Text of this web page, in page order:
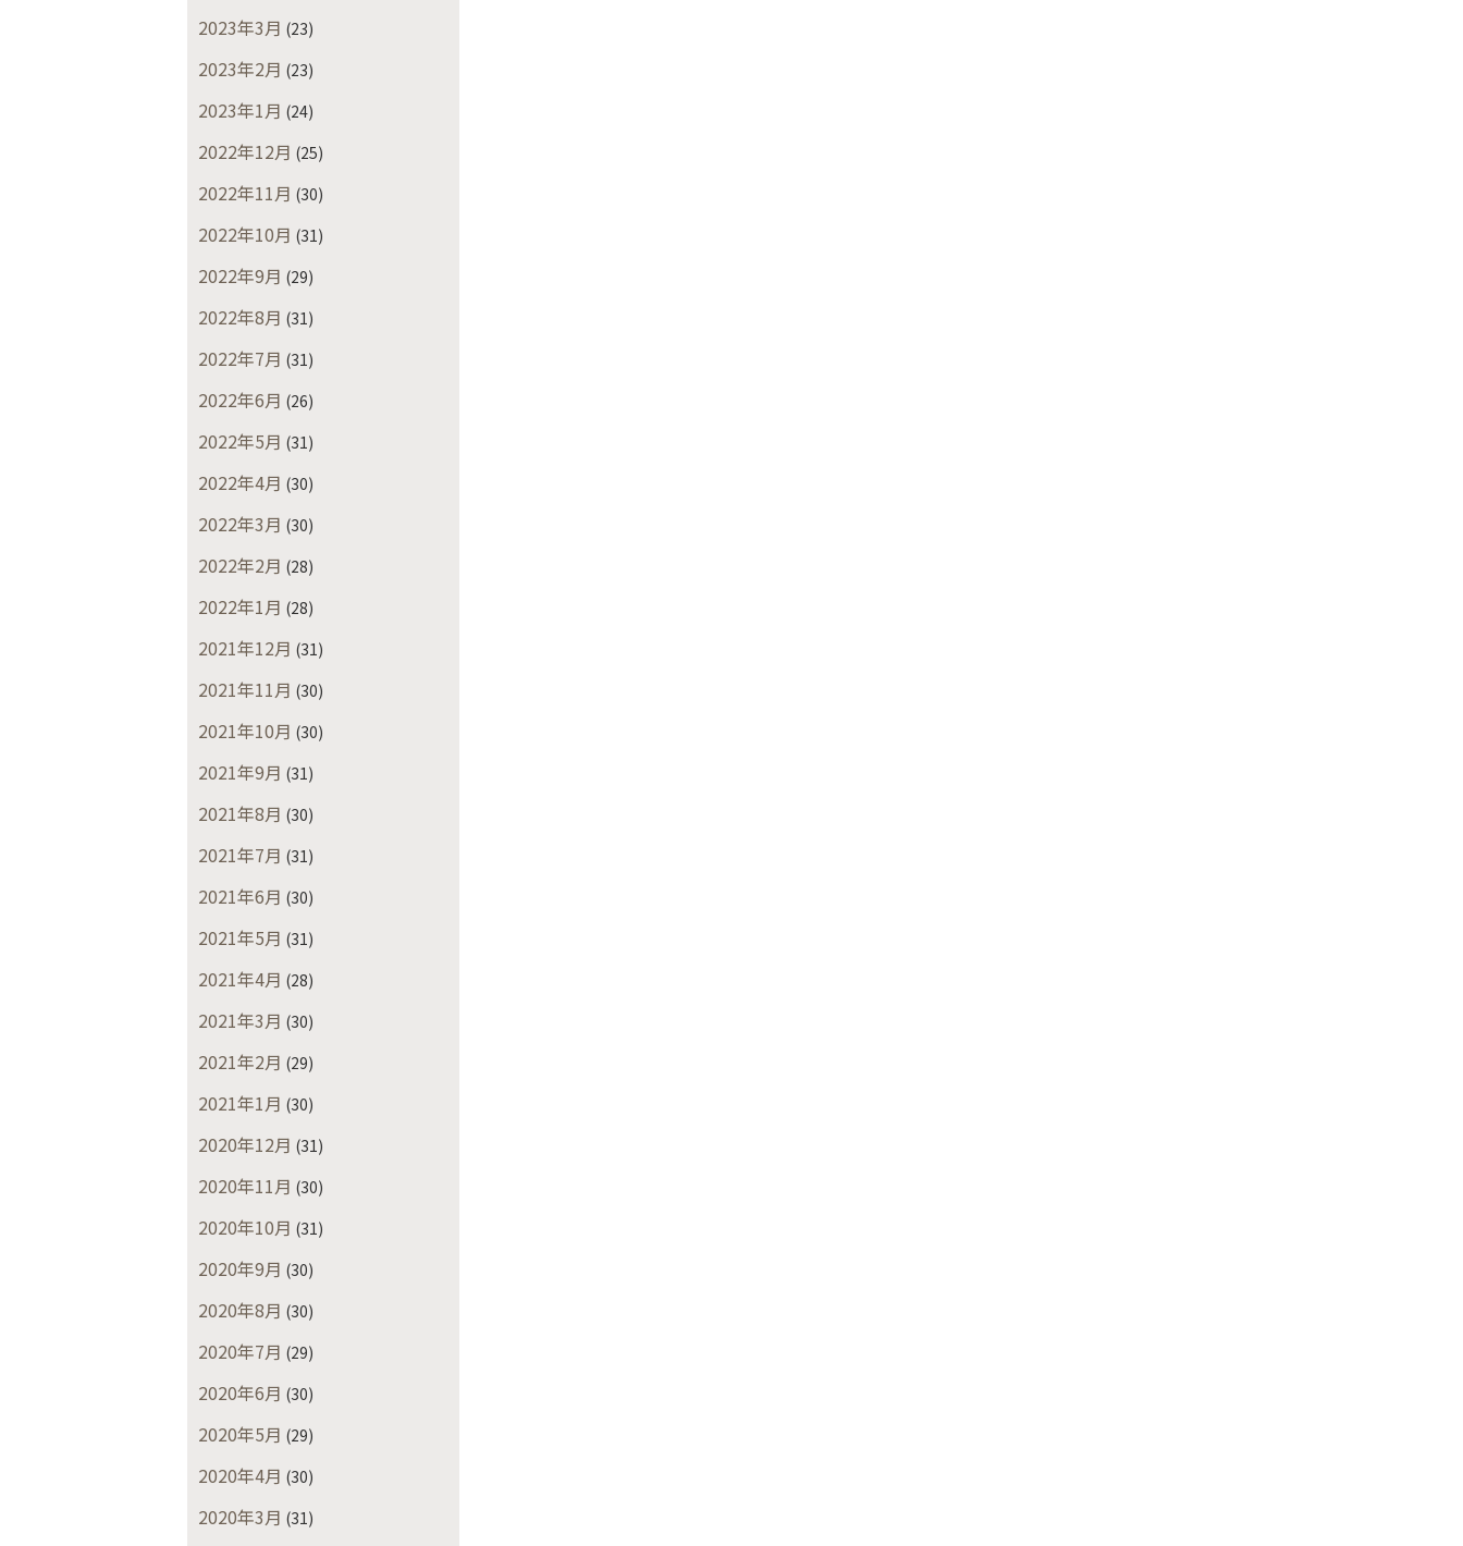
2023年3月 (23)
2023年2月 (23)
2023年1月 (24)
2022年12月 (25)
2022年11月 (30)
2022年10月 (31)
2022年9月 (29)
2022年8月 (31)
2022年7月 (31)
2022年6月 (26)
2022年5月 (31)
2022年4月 (30)
2022年3月 (30)
2022年2月 (28)
2022年1月 (28)
2021年12月 (31)
2021年11月 (30)
2021年10月 (30)
2021年9月 (31)
2021年8月 (30)
2021年7月 (31)
2021年6月 (30)
2021年5月 (31)
2021年4月 (28)
2021年3月 (30)
2021年2月 (29)
2021年1月 (30)
2020年12月 (31)
2020年11月 (30)
2020年10月 (31)
2020年9月 (30)
2020年8月 (30)
2020年7月 (29)
2020年6月 (30)
2020年5月 (29)
2020年4月 (30)
2020年3月 (31)